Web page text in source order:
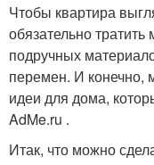
Чтобы квартира
обязательно
подручных
перемен. И конечно,
идеи для дома,
AdMe.ru .
Итак, что можно